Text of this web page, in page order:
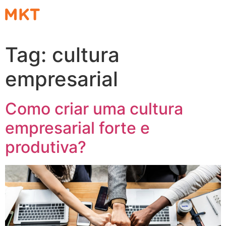
Tag: cultura
empresarial
Como criar uma cultura
empresarial forte e
produtiva?